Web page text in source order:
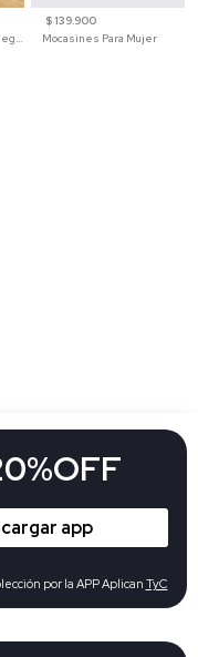
Mocasín de Antelina Elegante con Suela de Contraste Para Hombre
$ 139.900
Mocasines Para Mujer
app
por la APP Aplican TyC